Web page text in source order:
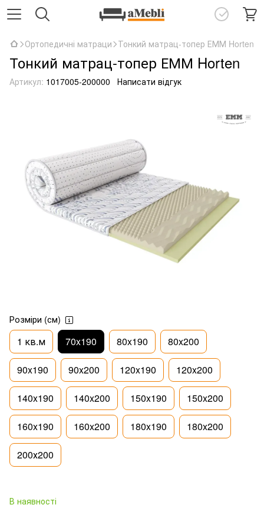
Ортопедичні матраци Тонкий матрац-топер ЕММ Horten
Тонкий матрац-топер ЕММ Horten
Артикул: 1017005-200000 Написати відгук
Розміри (см)
1 кв.м 70x190 80x190 80x200
90x190 90x200 120x190 120x200
140x190 140x200 150x190 150x200
160x190 160x200 180x190 180x200
200х200
В наявності